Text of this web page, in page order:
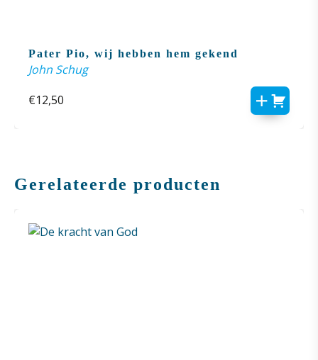
Pater Pio, wij hebben hem gekend
John Schug
€12,50
Gerelateerde producten